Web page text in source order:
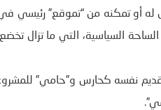
له أو تمكنه من “تموقع” رئيسي
السياسية، التي ما تزال
نفسه كحارس و”حامي”